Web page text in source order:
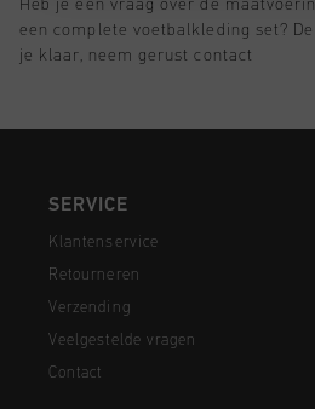
Heb je een vraag over de
een complete voetbalkleding set?
je klaar, neem gerust contact
SERVICE
Klantenservice
Retourneren
Verzending
Veelgestelde vragen
Contact